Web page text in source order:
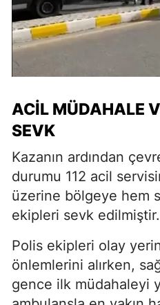
ACIL MÜDAHALE
SEVK
Kazanın ardından
durumu 112 acil
üzerine bölgeye hem
ekipleri sevk edilmiştir.
Polis ekipleri olay
önlemlerini alırken,
gence ilk müdahaleyi